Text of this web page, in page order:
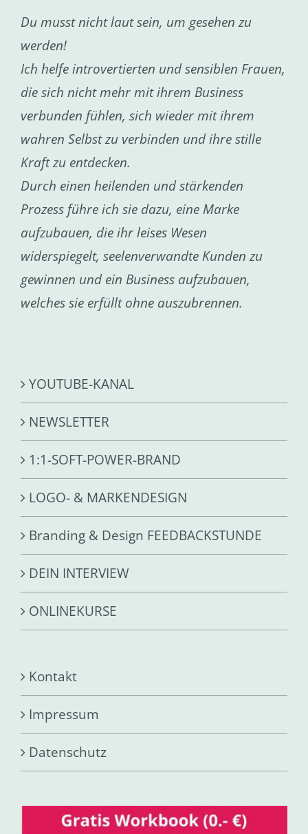
Du musst nicht laut sein, um gesehen zu
werden!
Ich helfe introvertierten und sensiblen Frauen,
die sich nicht mehr mit ihrem Business
verbunden fühlen, sich wieder mit ihrem
wahren Selbst zu verbinden und ihre stille
Kraft zu entdecken.
Durch einen heilenden und stärkenden
Prozess führe ich sie dazu, eine Marke
aufzubauen, die ihr leises Wesen
widerspiegelt, seelenverwandte Kunden zu
gewinnen und ein Business aufzubauen,
welches sie erfüllt ohne auszubrennen.
YOUTUBE-KANAL
NEWSLETTER
1:1-SOFT-POWER-BRAND
LOGO- & MARKENDESIGN
Branding & Design FEEDBACKSTUNDE
DEIN INTERVIEW
ONLINEKURSE
Kontakt
Impressum
Datenschutz